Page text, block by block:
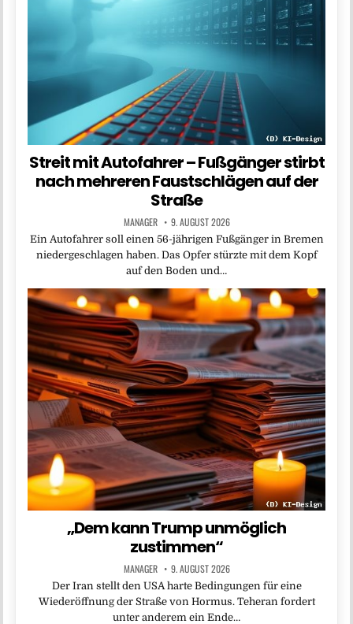
Streit mit Autofahrer – Fußgänger stirbt
nach mehreren Faustschlägen auf der
Straße
MANAGER 9. AUGUST 2026
Ein Autofahrer soll einen 56-jährigen Fußgänger in Bremen
niedergeschlagen haben. Das Opfer stürzte mit dem Kopf
auf den Boden und…
„Dem kann Trump unmöglich
zustimmen“
MANAGER 9. AUGUST 2026
Der Iran stellt den USA harte Bedingungen für eine
Wiederöffnung der Straße von Hormus. Teheran fordert
unter anderem ein Ende…